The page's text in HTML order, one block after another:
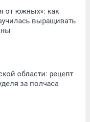
от южных»: как
выращивать
области: рецепт
за полчаса